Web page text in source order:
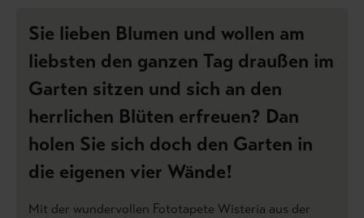
Sie lieben Blumen und wollen am
liebsten den ganzen Tag draußen im
Garten sitzen und sich an den
herrlichen Blüten erfreuen? Dan
holen Sie sich doch den Garten in
die eigenen vier Wände!
Mit der wundervollen Fototapete Wisteria aus der